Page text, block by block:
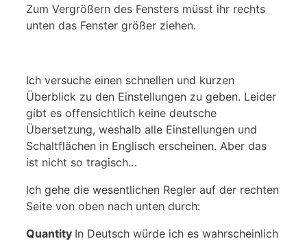
Zum Vergrößern des Fensters müsst ihr rechts
unten das Fenster größer ziehen.
Ich versuche einen schnellen und kurzen
Überblick zu den Einstellungen zu geben. Leider
gibt es offensichtlich keine deutsche
Übersetzung, weshalb alle Einstellungen und
Schaltflächen in Englisch erscheinen. Aber das
ist nicht so tragisch…
Ich gehe die wesentlichen Regler auf der rechten
Seite von oben nach unten durch:
Quantity In Deutsch würde ich es wahrscheinlich